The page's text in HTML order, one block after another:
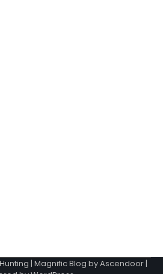
| Magnific Blog byAscendoor|